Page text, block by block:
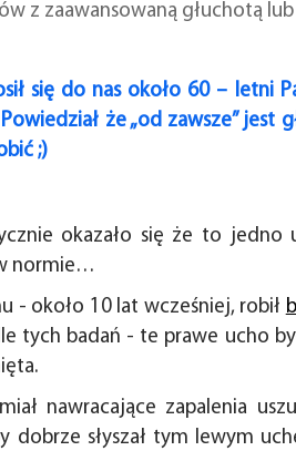
z zaawansowaną głuchotą
się do nas około 60 – letni
że „od zawsze” jest
;)
okazało się że to
normie…
- około 10 lat wcześniej, robił
tych badań - te prawe ucho
nawracające zapalenia
dobrze słyszał tym lewym